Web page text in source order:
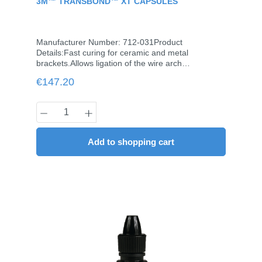
Manufacturer Number: 712-031Product
Details:Fast curing for ceramic and metal
brackets.Allows ligation of the wire arch
à 0.2 g
Regular price:
€147.20
Product Quantity: Enter the desired
Add to shopping cart